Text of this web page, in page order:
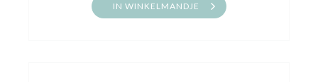
IN WINKELMANDJE